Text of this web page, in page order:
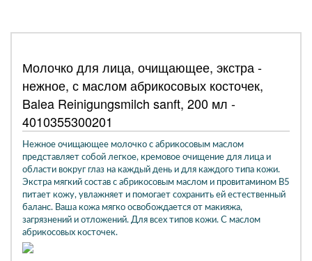
Молочко для лица, очищающее, экстра -
нежное, с маслом абрикосовых косточек,
Balea Reinigungsmilch sanft, 200 мл -
4010355300201
Нежное очищающее молочко с абрикосовым маслом
представляет собой легкое, кремовое очищение для лица и
области вокруг глаз на каждый день и для каждого типа кожи.
Экстра мягкий состав с абрикосовым маслом и провитамином В5
питает кожу, увлажняет и помогает сохранить ей естественный
баланс. Ваша кожа мягко освобождается от макияжа,
загрязнений и отложений. Для всех типов кожи. С маслом
абрикосовых косточек.